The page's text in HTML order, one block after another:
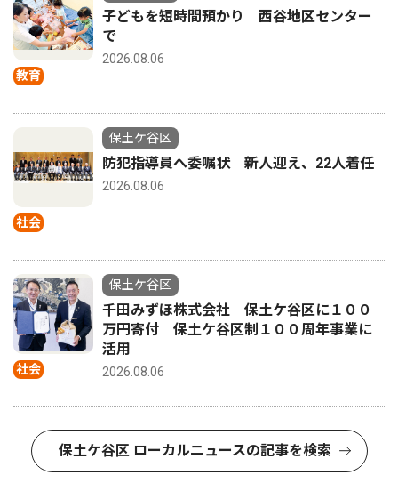
教育
子どもを短時間預かり 西谷地区センター
で
2026.08.06
社会
保土ケ谷区
防犯指導員へ委嘱状 新人迎え、22人着任
2026.08.06
社会
保土ケ谷区
千田みずほ株式会社 保土ケ谷区に１００
万円寄付 保土ケ谷区制１００周年事業に
活用
2026.08.06
保土ケ谷区 ローカルニュースの記事を検索